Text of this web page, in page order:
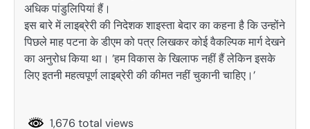
अधिक पांडुलिपियां हैं।
इस बारे में लाइब्रेरी की निदेशक शाइस्ता बेदार का कहना है कि उन्होंने
पिछले माह पटना के डीएम को पत्र लिखकर कोई वैकल्पिक मार्ग देखने
का अनुरोध किया था। ’हम विकास के खिलाफ नहीं हैं लेकिन इसके
लिए इतनी महत्वपूर्ण लाइब्रेरी की कीमत नहीं चुकानी चाहिए।’
1,676 total views